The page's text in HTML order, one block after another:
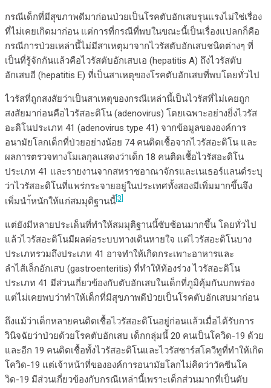
กรณีเด็กที่มีสุขภาพดีมาก่อนป่วยเป็นโรคตับอักเสบรุนแรงไม่ใช่เรื่อง
ที่ไม่เคยเกิดมาก่อน แต่การที่กรณีที่พบในขณะนี้เป็นเรื่องแปลกก็คือ
กรณีการป่วยเหล่านี้ไม่มีสาเหตุมาจากไวรัสตับอักเสบชนิดต่างๆ ที่
เป็นที่รู้จักกันแล้วคือไวรัสตับอักเสบเอ (hepatitis A) ถึงไวรัสตับ
อักเสบอี (hepatitis E) ที่เป็นสาเหตุของโรคตับอักเสบที่พบโดยทั่วไป
ไวรัสที่ถูกสงสัยว่าเป็นสาเหตุของกรณีเหล่านี้เป็นไวรัสที่ไม่เคยถูก
สงสัยมาก่อนคือไวรัสอะดิโน (adenovirus) โดยเฉพาะอย่างยิ่งไวรัส
อะดิโนประเภท 41 (adenovirus type 41) จากข้อมูลขององค์การ
อนามัยโลกเด็กที่ป่วยอย่างน้อย 74 คนติดเชื้อจากไวรัสอะดิโน และ
ผลการตรวจทางโมเลกุลแสดงว่าเด็ก 18 คนติดเชื้อไวรัสอะดิโน
ประเภท 41 และรายงานจากสหราชอาณาจักรและเนเธอร์แลนด์ระบุ
ว่าไวรัสอะดิโนที่แพร่กระจายอยู่ในประเทศทั้งสองมีเพิ่มมากขึ้นจึง
เพิ่มนำ้หนักให้แก่สมมุติฐานนี้[3]
แต่ยังมีหลายประเด็นที่ทำให้สมมุติฐานนี้ซับซ้อนมากขึ้น โดยทั่วไป
แล้วไวรัสอะดิโนมีผลต่อระบบทางเดินหายใจ แต่ไวรัสอะดิโนบาง
ประเภทรวมถึงประเภท 41 อาจทำให้เกิดกระเพาะอาหารและ
ลำไส้เล็กอักเสบ (gastroenteritis) ที่ทำให้ท้องร่วง ไวรัสอะดิโน
ประเภท 41 มีส่วนเกี่ยวข้องกับตับอักเสบในเด็กที่ภูมิคุ้มกันบกพร่อง
แต่ไม่เคยพบว่าทำให้เด็กที่มีสุขภาพดีป่วยเป็นโรคตับอักเสบมาก่อน
ถึงแม้ว่าเด็กหลายคนติดเชื้อไวรัสอะดิโนอยู่ก่อนแล้วเมื่อได้รับการ
วินิจฉัยว่าป่วยด้วยโรคตับอักเสบ เด็กกลุ่มนี้ 20 คนเป็นโควิด-19 ด้วย
และอีก 19 คนติดเชื้อทั้งไวรัสอะดิโนและไวรัสซาร์สโควีทูที่ทำให้เกิด
โควิด-19 แต่เจ้าหน้าที่ขององค์การอนามัยโลกไม่คิดว่าวัคซีนโค
วิด-19 มีส่วนเกี่ยวข้องกับกรณีเหล่านี้เพราะเด็กส่วนมากที่เป็นตับ